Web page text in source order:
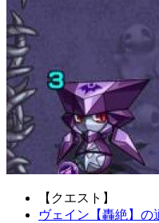
【クエスト】
ヴェイン【轟絶】の